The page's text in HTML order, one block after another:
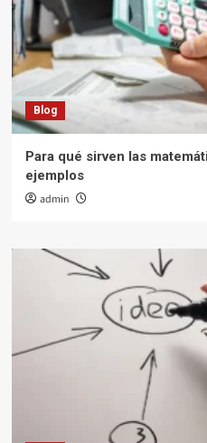
Blog
Para qué sirven las
ejemplos
admin